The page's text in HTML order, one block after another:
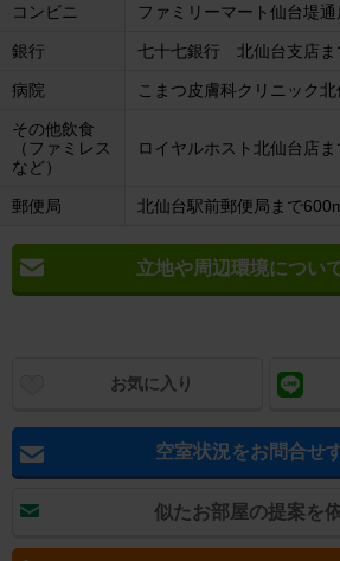
コンビニ ファミリーマート仙台堤
銀行 七十七銀行 北仙台支店ま
病院 こまつ皮膚科クリニック
その他飲食
（ファミレス
など）
ロイヤルホスト北仙台店
郵便局 北仙台駅前郵便局まで
立地や周辺環境につい
お気に入り
空室状況をお問合せ
似たお部屋の提案を